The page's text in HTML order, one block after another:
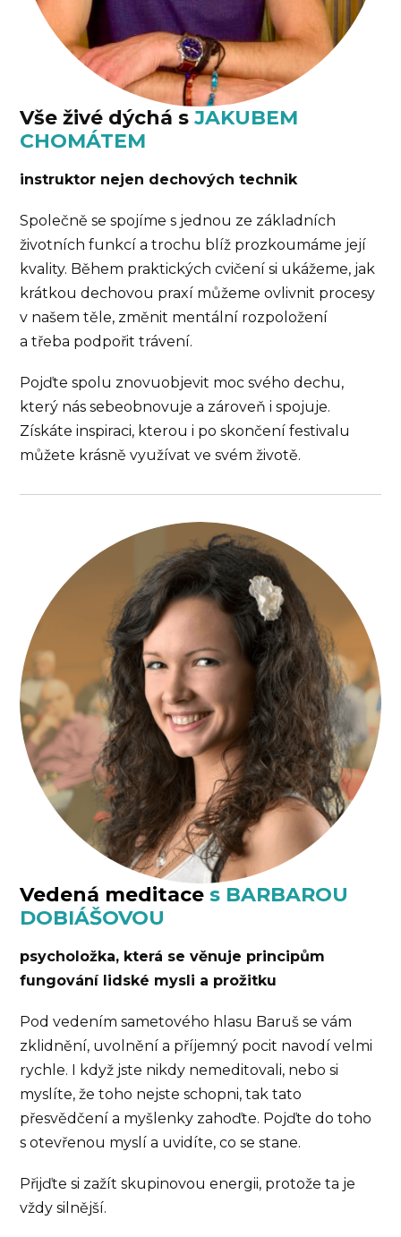
Vše živé dýchá sJAKUBEM
CHOMÁTEM
instruktor nejen dechových technik
Společně se spojíme s jednou ze základních
životních funkcí a trochu blíž prozkoumáme její
kvality. Během praktických cvičení si ukážeme, jak
krátkou dechovou praxí můžeme ovlivnit procesy
v našem těle, změnit mentální rozpoložení
a třeba podpořit trávení.
Pojďte spolu znovuobjevit moc svého dechu,
který nás sebeobnovuje a zároveň i spojuje.
Získáte inspiraci, kterou i po skončení festivalu
můžete krásně využívat ve svém životě.
Vedená meditace s BARBAROU
DOBIÁŠOVOU
psycholožka, která se věnuje principům
fungování lidské mysli a prožitku
Pod vedením sametového hlasu Baruš se vám
zklidnění, uvolnění a příjemný pocit navodí velmi
rychle. I když jste nikdy nemeditovali, nebo si
myslíte, že toho nejste schopni, tak tato
přesvědčení a myšlenky zahoďte. Pojďte do toho
s otevřenou myslí a uvidíte, co se stane.
Přijďte si zažít skupinovou energii, protože ta je
vždy silnější.